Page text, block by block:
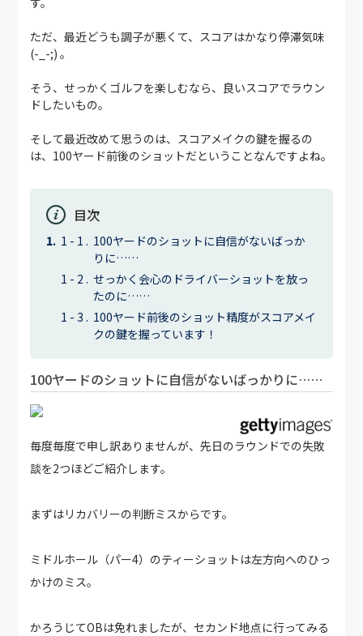
ただ、最近どうも調子が悪くて、スコアはかなり停滞気味
(-_-;) 。
そう、せっかくゴルフを楽しむなら、良いスコアでラウン
ドしたいもの。
そして最近改めて思うのは、スコアメイクの鍵を握るの
は、100ヤード前後のショットだということなんですよね。
目次
100ヤードのショットに自信がないばっか
りに……
せっかく会心のドライバーショットを放っ
たのに……
100ヤード前後のショット精度がスコアメイ
クの鍵を握っています！
100ヤードのショットに自信がないばっかりに……
毎度毎度で申し訳ありませんが、先日のラウンドでの失敗
談を2つほどご紹介します。
まずはリカバリーの判断ミスからです。
ミドルホール（パー4）のティーショットは左方向へのひっ
かけのミス。
かろうじてOBは免れましたが、セカンド地点に行ってみる